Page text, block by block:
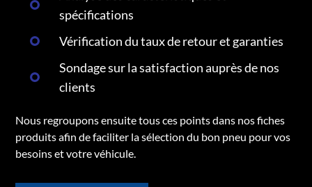
spécifications
Vérification du taux de retour et garanties
Sondage sur la satisfaction auprès de nos
clients
Nous regroupons ensuite tous ces points dans nos fiches
produits afin de faciliter la sélection du bon pneu pour vos
besoins et votre véhicule.